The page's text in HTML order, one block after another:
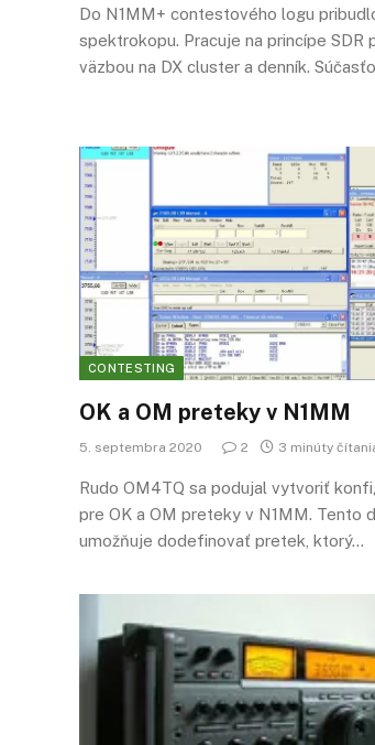
Do N1MM+ contestového logu
spektrokopu. Pracuje na princípe SDR
väzbou na DX cluster a denník.
CONTESTING
OK a OM preteky v N1MM
5. septembra 2020 2 3 minúty
Rudo OM4TQ sa podujal vytvoriť
pre OK a OM preteky v N1MM. Tento
umožňuje dodefinovať pretek, ktorý…